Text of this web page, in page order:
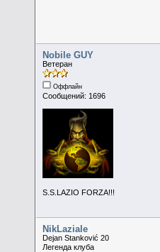
Nobile GUY
Ветеран
Оффлайн
Сообщений: 1696
S.S.LAZIO FORZA!!!
NikLaziale
Dejan Stanković 20
Легенда клуба